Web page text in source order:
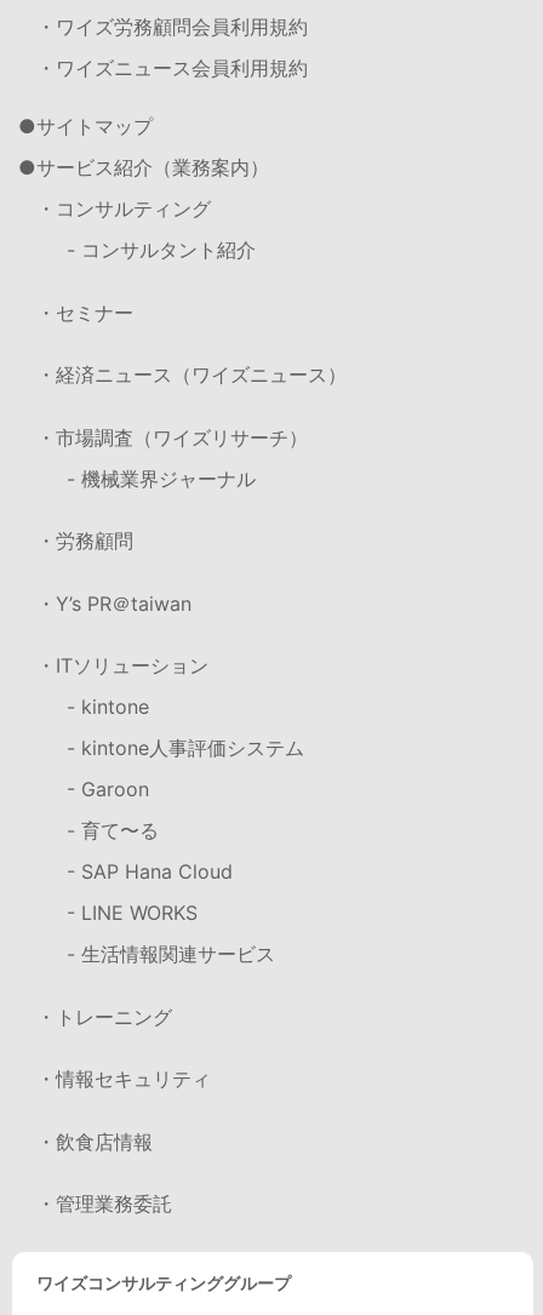
・ワイズ労務顧問会員利用規約
・ワイズニュース会員利用規約
サイトマップ
サービス紹介（業務案内）
・コンサルティング
- コンサルタント紹介
・セミナー
・経済ニュース（ワイズニュース）
・市場調査（ワイズリサーチ）
- 機械業界ジャーナル
・労務顧問
・Y’s PR＠taiwan
・ITソリューション
- kintone
- kintone人事評価システム
- Garoon
- 育て〜る
- SAP Hana Cloud
- LINE WORKS
- 生活情報関連サービス
・トレーニング
・情報セキュリティ
・飲食店情報
・管理業務委託
ワイズコンサルティンググループ